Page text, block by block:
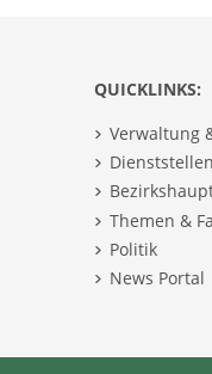
QUICKLINKS:
Verwaltung
Themen &
Politik
News Portal